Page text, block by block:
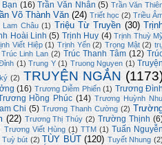
Bạn (16) Trần Văn Nhân (5) Trần Văn
Võ Thành Văn (24) Triết học (2) Triều
Lam Châu (1) Triệu Từ Truyền (30)
Hoài Linh (5) Trịnh Huy (4) Trịnh Thuỳ
Viết Hiệp (1) Trịnh Yến (2) Trọng Mật (2)
Trúc Linh Lan (2) Trúc Thanh Tâm (12)
(1) Trung Y (1) Truong Nguyen (1)
(2) TRUYỆN NGẮN
(16) Trương Diễm Phiến (1) Trương
Hồng Phúc (14) Trương Huỳnh
Chi (5) Trương Thanh Cường (2)
(22) Trương Thị Thúy (2) Trường Thịnh
Trương Viết Hùng (1) TTM (1) Tuấn
Tuỳ bút (2) TÙY BÚT (120) Tuyết Nhung